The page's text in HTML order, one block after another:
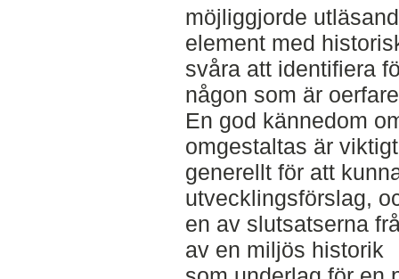
möjliggjorde
element med
svåra att identifiera
någon som är
En god kännedom
omgestaltas är viktigt
generellt för att
utvecklingsförslag,
en av slutsatserna
av en miljös historik